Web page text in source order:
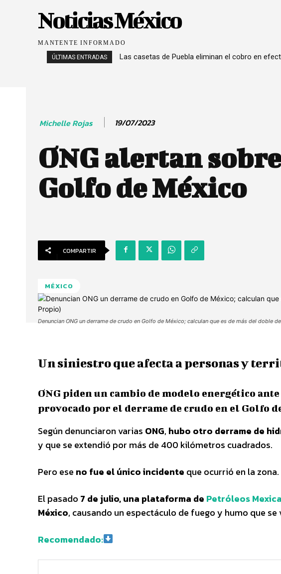
Noticias México
MANTENTE INFORMADO
ÚLTIMAS ENTRADAS Las casetas de Puebla eliminan el cobro en
Michelle Rojas 19/07/2023
ONG alertan
Golfo de México
COMPARTIR
MÉXICO
Denuncian ONG un derrame de crudo en Golfo de México; calculan que es de más del doble
Un siniestro que afecta a personas y
ONG piden un cambio de modelo energético
provocado por el derrame de crudo en el Golfo
Según denunciaron varias ONG, hubo otro derrame de
y que se extendió por más de 400 kilómetros cuadrados.
Pero ese no fue el único incidente que ocurrió en la zona.
El pasado 7 de julio, una plataforma de Petróleos
México, causando un espectáculo de fuego y humo que
Recomendado: